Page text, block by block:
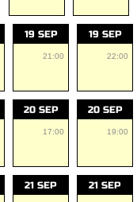
19 SEP
21:00
19 SEP
22:00
20 SEP
17:00
20 SEP
19:00
21 SEP 21 SEP